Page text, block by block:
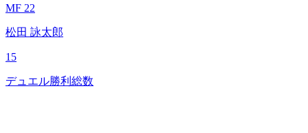
MF 22
松田 詠太郎
15
デュエル勝利総数